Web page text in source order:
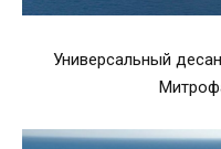
Универсальный